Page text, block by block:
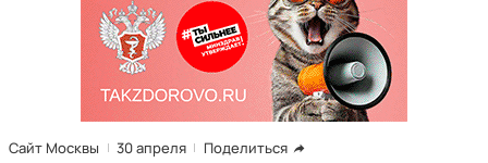
Сайт Москвы 30 апреля Поделиться